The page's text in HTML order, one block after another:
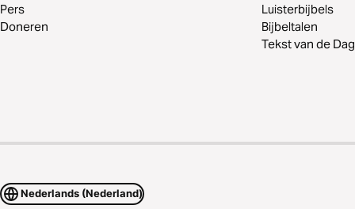
Pers
Doneren
Luisterbijbels
Bijbeltalen
Tekst van de Dag
Nederlands (Nederland)